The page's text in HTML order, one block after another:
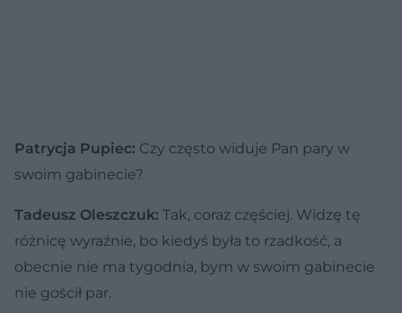
Patrycja Pupiec: Czy często widuje Pan pary w
swoim gabinecie?
Tadeusz Oleszczuk: Tak, coraz częściej. Widzę tę
różnicę wyraźnie, bo kiedyś była to rzadkość, a
obecnie nie ma tygodnia, bym w swoim gabinecie
nie gościł par.